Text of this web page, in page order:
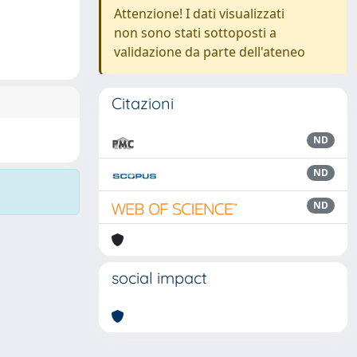
Attenzione! I dati visualizzati
non sono stati sottoposti a
validazione da parte dell'ateneo
Citazioni
ND
ND
ND
social impact